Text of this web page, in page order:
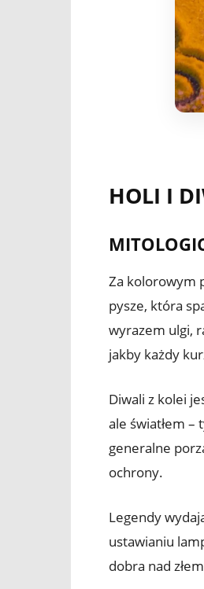
HOLI I
Za kolorowym
pysze, która
wyrazem ulgi,
jakby każdy
Diwali z kolei
ale światłem –
generalne
ochrony.
Legendy
ustawianiu
dobra nad